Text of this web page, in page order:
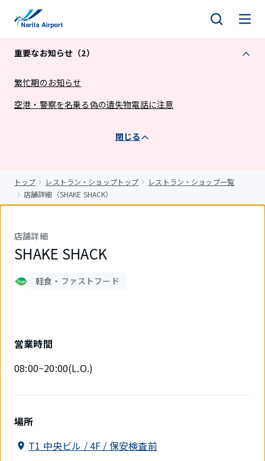
重要なお知らせ（2）
繁忙期のお知らせ
空港・警察を名乗る偽の遺失物電話に注意
閉じる
トップ レストラン・ショップトップ
レストラン・ショップ一覧
店舗詳細（SHAKE SHACK）
店舗詳細
SHAKE SHACK
軽食・ファストフード
営業時間
08:00~20:00(L.O.)
場所
T1 中央ビル / 4F / 保安検査前